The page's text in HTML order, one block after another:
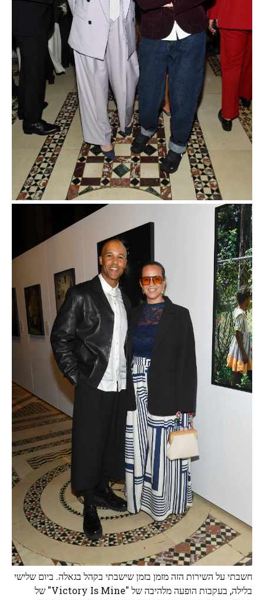
חשבתי על השירות הזה מזמן בזמן שישבתי בקהל בגאלה. ביום שלישי
בלילה, בעקבות הופעה מלהיבה של "Victory Is Mine" של